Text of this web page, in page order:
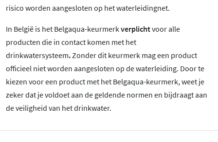
risico worden aangesloten op het waterleidingnet.
In België is het Belgaqua-keurmerkverplichtvoor alle
producten die in contact komen met het
drinkwatersysteem. Zonder dit keurmerk mag een product
officieel niet worden aangesloten op de waterleiding. Door te
kiezen voor een product met het Belgaqua-keurmerk, weet je
zeker dat je voldoet aan de geldende normen en bijdraagt aan
de veiligheid van het drinkwater.